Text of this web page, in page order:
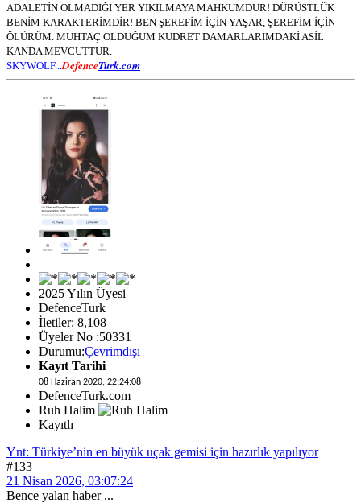
ADALETİN OLMADIĞI YER YIKILMAYA MAHKUMDUR! DÜRÜSTLÜK
BENİM KARAKTERİMDİR! BEN ŞEREFİM İÇİN YAŞAR, ŞEREFİM İÇİN
ÖLÜRÜM. MUHTAÇ OLDUĞUM KUDRET DAMARLARIMDAKİ ASİL
KANDA MEVCUTTUR.
SKYWOLF... DefenceTurk.com
2025 Yılın Üyesi
DefenceTurk
İletiler: 8,108
Üyeler No :50331
Durumu:Çevrimdışı
Kayıt Tarihi
08 Haziran 2020, 22:24:08
DefenceTurk.com
Ruh Halim
Kayıtlı
Ynt: Türkiye’nin en büyük uçak gemisi için hazırlık yapılıyor
#133
21 Nisan 2026, 03:07:24
Bence yalan haber ...